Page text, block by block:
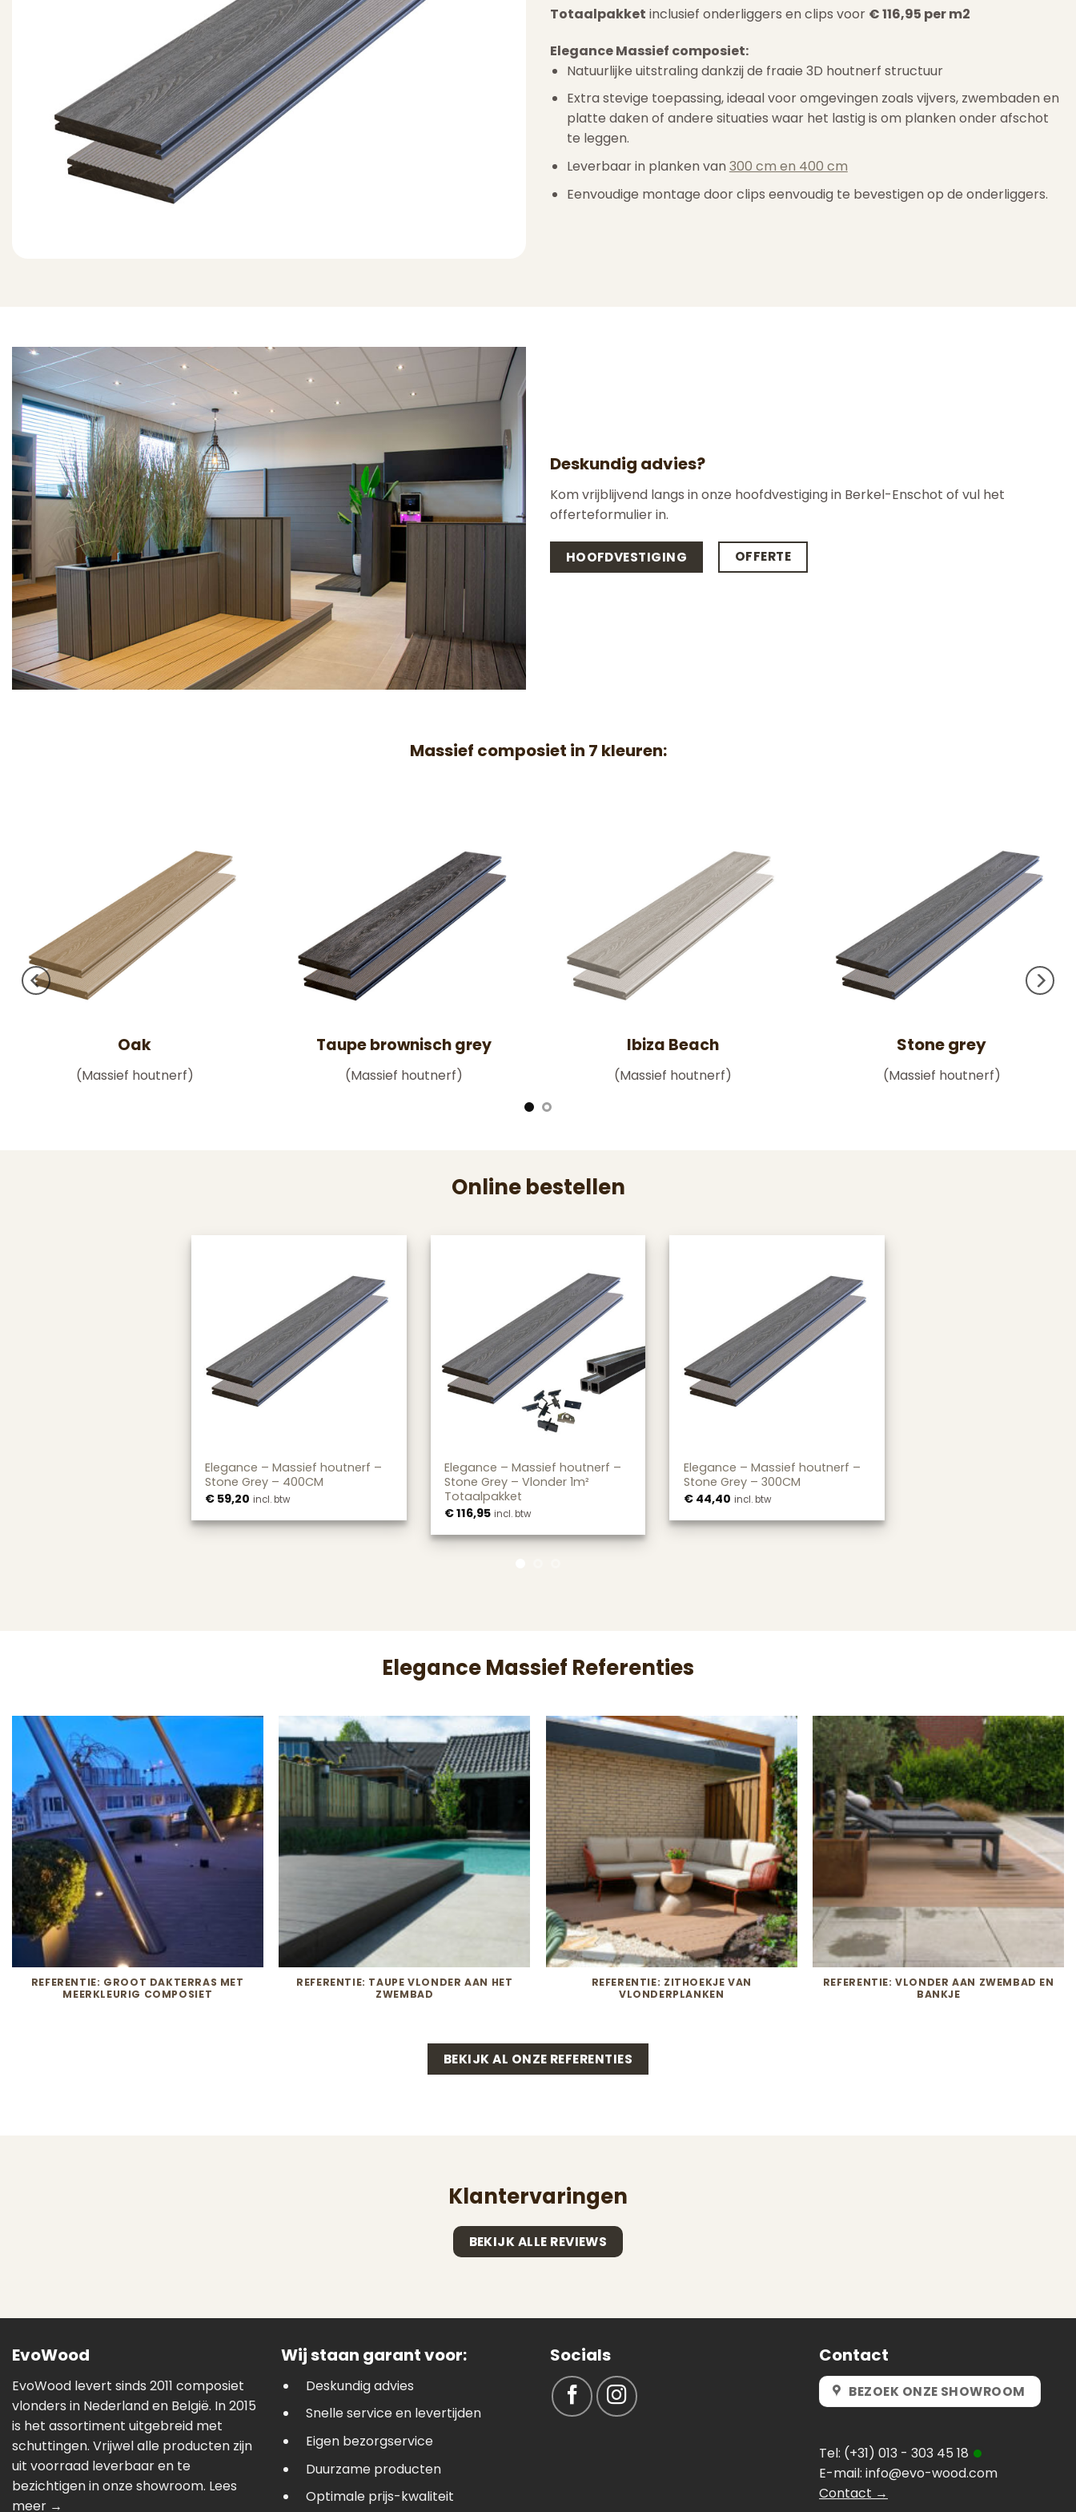
Totaalpakket inclusief onderliggers en clips voor € 116,95 per m2
Elegance Massief composiet:
Natuurlijke uitstraling dankzij de fraaie 3D houtnerf structuur
Extra stevige toepassing, ideaal voor omgevingen zoals vijvers, zwembaden en
platte daken of andere situaties waar het lastig is om planken onder afschot
te leggen.
Leverbaar in planken van300 cm en 400 cm
Eenvoudige montage door clips eenvoudig te bevestigen op de onderliggers.
Deskundig advies?
Kom vrijblijvend langs in onze hoofdvestiging in Berkel-Enschot of vul het
offerteformulier in.
HOOFDVESTIGING OFFERTE
Massief composiet in 7 kleuren:
Oak
(Massief houtnerf)
Taupe brownisch grey
(Massief houtnerf)
Ibiza Beach
(Massief houtnerf)
Stone grey
(Massief houtnerf)
Online bestellen
Elegance – Massief houtnerf –
Stone Grey – 400CM
€ 59,20 incl. btw
Elegance – Massief houtnerf –
Stone Grey – Vlonder 1m²
Totaalpakket
€116,95 incl. btw
Elegance – Massief houtnerf –
Stone Grey – 300CM
€44,40 incl. btw
Elegance – Massief houtnerf –
Stone Grey – 400CM
€59,20 incl. btw
Elegance Massief Referenties
REFERENTIE: GROOT DAKTERRAS MET
MEERKLEURIG COMPOSIET
REFERENTIE: TAUPE VLONDER AAN HET
ZWEMBAD
REFERENTIE: ZITHOEKJE VAN
VLONDERPLANKEN
REFERENTIE: VLONDER AAN ZWEMBAD EN
BANKJE
BEKIJK AL ONZE REFERENTIES
Klantervaringen
BEKIJK ALLE REVIEWS
EvoWood
EvoWood levert sinds 2011 composiet
vlonders in Nederland en België. In 2015
is het assortiment uitgebreid met
schuttingen. Vrijwel alle producten zijn
uit voorraad leverbaar en te
bezichtigen in onze showroom. Lees
meer →
Wij staan garant voor:
Deskundig advies
Snelle service en levertijden
Eigen bezorgservice
Duurzame producten
Optimale prijs-kwaliteit
Socials Contact
BEZOEK ONZE SHOWROOM
Tel: (+31) 013 - 303 45 18
E-mail: info@evo-wood.com
Contact →